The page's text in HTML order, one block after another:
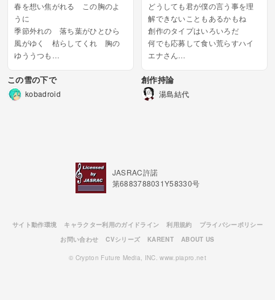
春を想い焦がれる この胸のよ
うに
季節外れの 落ち葉がひとひら
風がゆく 枯らしてくれ 胸の
ゆううつも
降り積もる雪たち
街を包んでゆく
過ぎてゆく にがい夜...
この雪の下で
kobadroid
どうしても君が僕の言う事を理
解できないこともあるかもね
創作のタイプはいろいろだ
何でも応募して食い荒らすハイ
エナさん
なんのそのピラニアさん
誰かが何かをしようがこ...
創作持論
湯島結代
JASRAC許諾
第6883788031Y58330号
サイト動作環境 キャラクター利用のガイドライン 利用規約
プライバシーポリシー
お問い合わせ
CVシリーズ KARENT ABOUT US
© Crypton Future Media, INC. www.piapro.net